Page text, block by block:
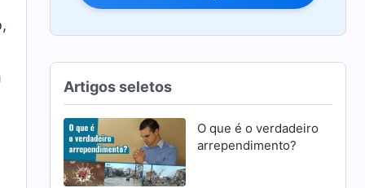
Artigos seletos
O que é o verdadeiro
arrependimento?